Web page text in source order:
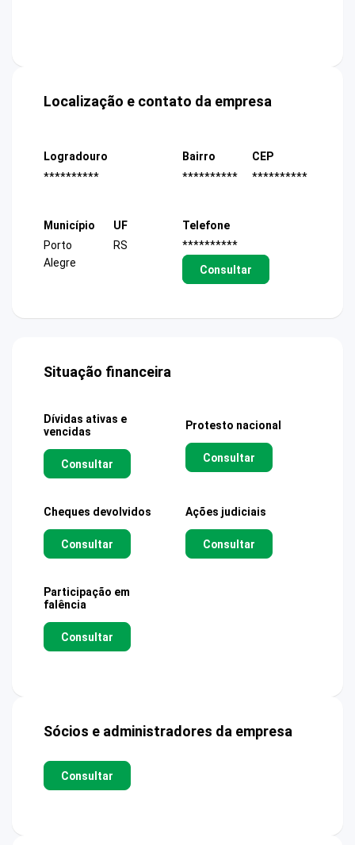
Localização e contato da empresa
Logradouro
**********
Bairro
**********
CEP
**********
Município
Porto
Alegre
UF
RS
Telefone
**********
Consultar
Situação financeira
Dívidas ativas e
vencidas
Consultar
Protesto nacional
Consultar
Cheques devolvidos
Consultar
Ações judiciais
Consultar
Participação em
falência
Consultar
Sócios e administradores da empresa
Consultar